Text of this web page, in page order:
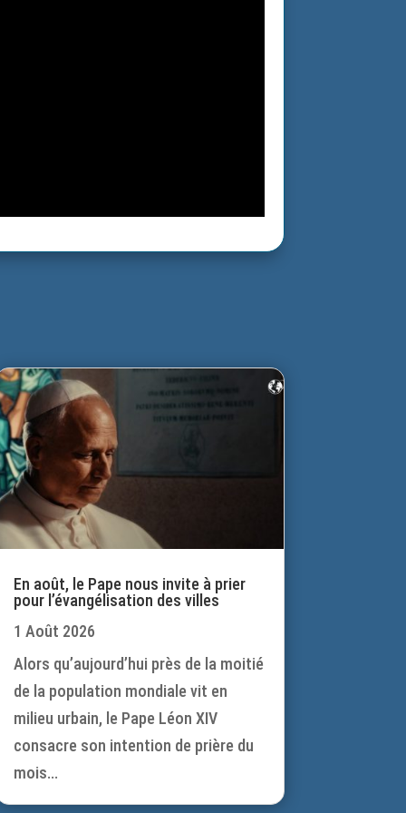
En août, le Pape nous invite à prier
pour l’évangélisation des villes
1 Août 2026
Alors qu’aujourd’hui près de la moitié
de la population mondiale vit en
milieu urbain, le Pape Léon XIV
consacre son intention de prière du
mois...